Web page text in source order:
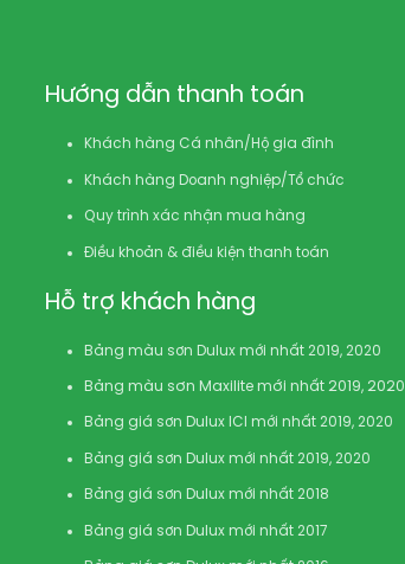
Hướng dẫn thanh toán
Khách hàng Cá nhân/Hộ gia đình
Khách hàng Doanh nghiệp/Tổ chức
Quy trình xác nhận mua hàng
Điều khoản & điều kiện thanh toán
Hỗ trợ khách hàng
Bảng màu sơn Dulux mới nhất 2019, 2020
Bảng màu sơn Maxilite mới nhất 2019, 2020
Bảng giá sơn Dulux ICI mới nhất 2019, 2020
Bảng giá sơn Dulux mới nhất 2019, 2020
Bảng giá sơn Dulux mới nhất 2018
Bảng giá sơn Dulux mới nhất 2017